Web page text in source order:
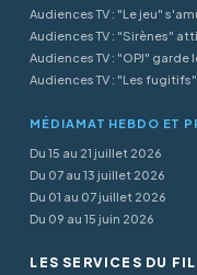
Audiences TV : "Le jeu"
Audiences TV : "Sirènes"
Audiences TV : "OPJ" garde
Audiences TV : "Les
MÉDIAMAT HEBDO ET
Du 15 au 21 juillet 2026
Du 07 au 13 juillet 2026
Du 01 au 07 juillet 2026
Du 09 au 15 juin 2026
LES SERVICES DU